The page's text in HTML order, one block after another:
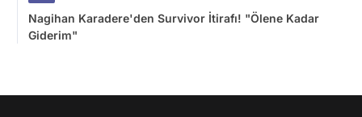
Nagihan Karadere'den Survivor İtirafı! "Ölene Kadar
Giderim"